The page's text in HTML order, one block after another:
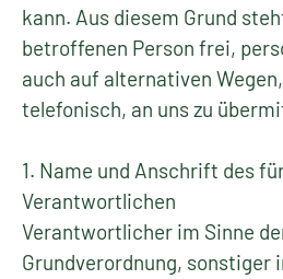
kann. Aus diesem Grund
betroffenen Person frei,
auch auf alternativen
telefonisch, an uns zu
1. Name und Anschrift des
Verantwortlichen
Verantwortlicher im Sinne
Grundverordnung, sonstiger